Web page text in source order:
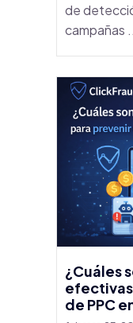
de
campañas
¿Cuáles
de PPC